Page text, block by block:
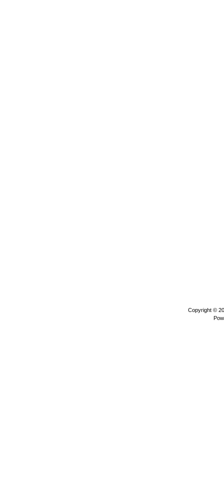
Copyright ©